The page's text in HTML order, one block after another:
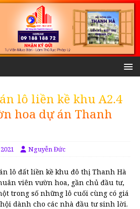
lô liền kề khu A2.4
hoa dự án Thanh
Nguyễn Đức
lô đất liền kề khu đô thị Thanh Hà
viên vườn hoa, gần chủ đầu tư,
trong số những lô cuối cùng có giá
dành cho các nhà đầu tư sinh lời.